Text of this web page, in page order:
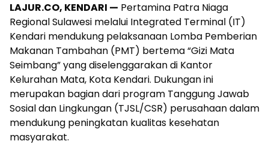
LAJUR.CO, KENDARI — Pertamina Patra Niaga
Regional Sulawesi melalui Integrated Terminal (IT)
Kendari mendukung pelaksanaan Lomba Pemberian
Makanan Tambahan (PMT) bertema “Gizi Mata
Seimbang” yang diselenggarakan di Kantor
Kelurahan Mata, Kota Kendari. Dukungan ini
merupakan bagian dari program Tanggung Jawab
Sosial dan Lingkungan (TJSL/CSR) perusahaan dalam
mendukung peningkatan kualitas kesehatan
masyarakat.